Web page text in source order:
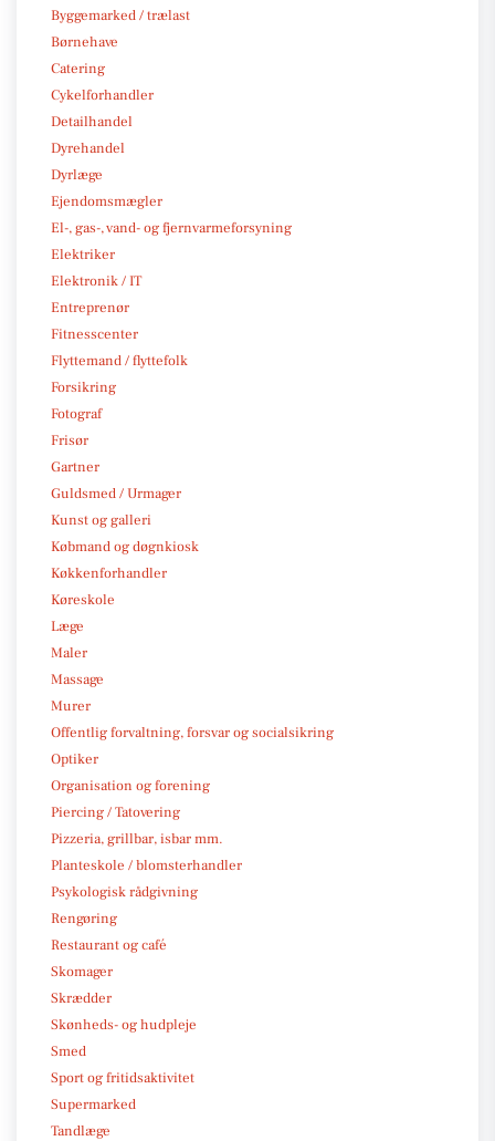
Byggemarked / trælast
Børnehave
Catering
Cykelforhandler
Detailhandel
Dyrehandel
Dyrlæge
Ejendomsmægler
El-, gas-, vand- og fjernvarmeforsyning
Elektriker
Elektronik / IT
Entreprenør
Fitnesscenter
Flyttemand / flyttefolk
Forsikring
Fotograf
Frisør
Gartner
Guldsmed / Urmager
Kunst og galleri
Købmand og døgnkiosk
Køkkenforhandler
Køreskole
Læge
Maler
Massage
Murer
Offentlig forvaltning, forsvar og socialsikring
Optiker
Organisation og forening
Piercing / Tatovering
Pizzeria, grillbar, isbar mm.
Planteskole / blomsterhandler
Psykologisk rådgivning
Rengøring
Restaurant og café
Skomager
Skrædder
Skønheds- og hudpleje
Smed
Sport og fritidsaktivitet
Supermarked
Tandlæge